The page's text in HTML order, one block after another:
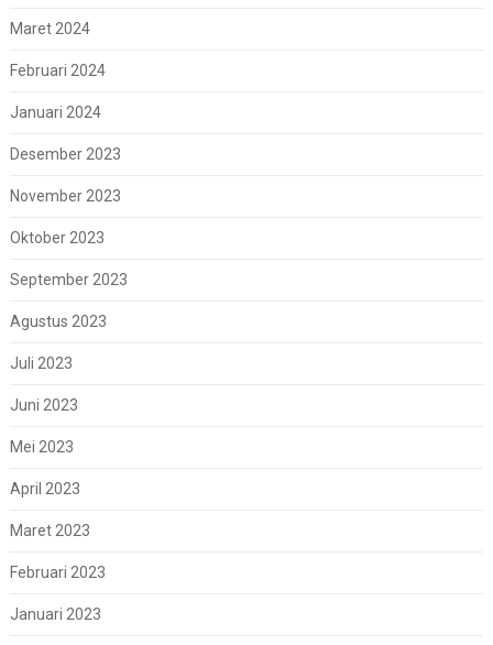
Maret 2024
Februari 2024
Januari 2024
Desember 2023
November 2023
Oktober 2023
September 2023
Agustus 2023
Juli 2023
Juni 2023
Mei 2023
April 2023
Maret 2023
Februari 2023
Januari 2023